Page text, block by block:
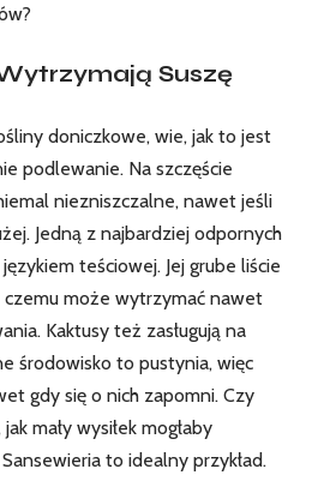
Suszę
doniczkowe,⁢ wie, jak⁢ to ‌jest⁤
‌podlewanie. Na szczęście⁤
niezniszczalne, nawet jeśli
Jedną z najbardziej odpornych
teściowej. Jej ⁣grube liście
czemu może wytrzymać⁢ nawet
Kaktusy też‌ zasługują na
środowisko to pustynia, więc
gdy się o nich zapomni. Czy
mały wysiłek mogłaby
to idealny przykład.